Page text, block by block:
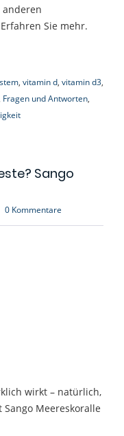
anderen
Sie mehr.
, vitamin d, vitamin d3,
Fragen und Antworten,
Sango
0 Kommentare
wirkt – natürlich,
Meereskoralle